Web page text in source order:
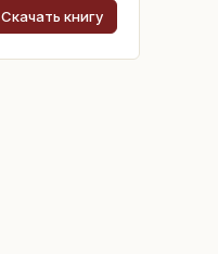
Скачать книгу